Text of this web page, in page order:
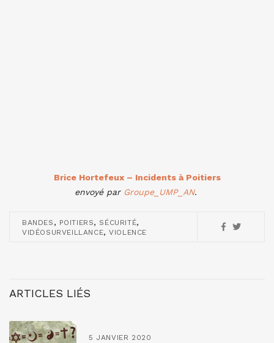
Brice Hortefeux – Incidents à Poitiers
envoyé par Groupe_UMP_AN.
BANDES , POITIERS, SÉCURITÉ,
VIDÉOSURVEILLANCE,VIOLENCE
ARTICLES LIÉS
5 JANVIER 2020